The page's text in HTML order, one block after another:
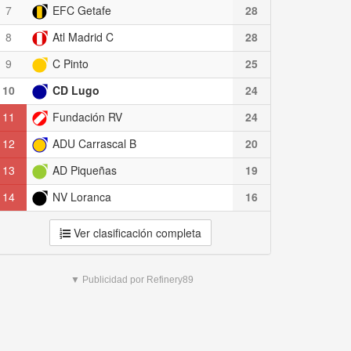
7 EFC Getafe
28
8
Atl Madrid C
28
9
C Pinto
25
10
CD Lugo
24
11
Fundación RV
24
12
ADU Carrascal B
20
13
AD Piqueñas
19
14
NV Loranca 16
Ver clasificación completa
▼ Publicidad por Refinery89